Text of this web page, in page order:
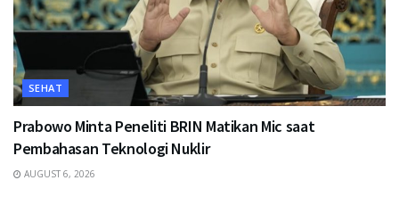
SEHAT
Prabowo Minta Peneliti BRIN Matikan Mic saat
Pembahasan Teknologi Nuklir
AUGUST 6, 2026